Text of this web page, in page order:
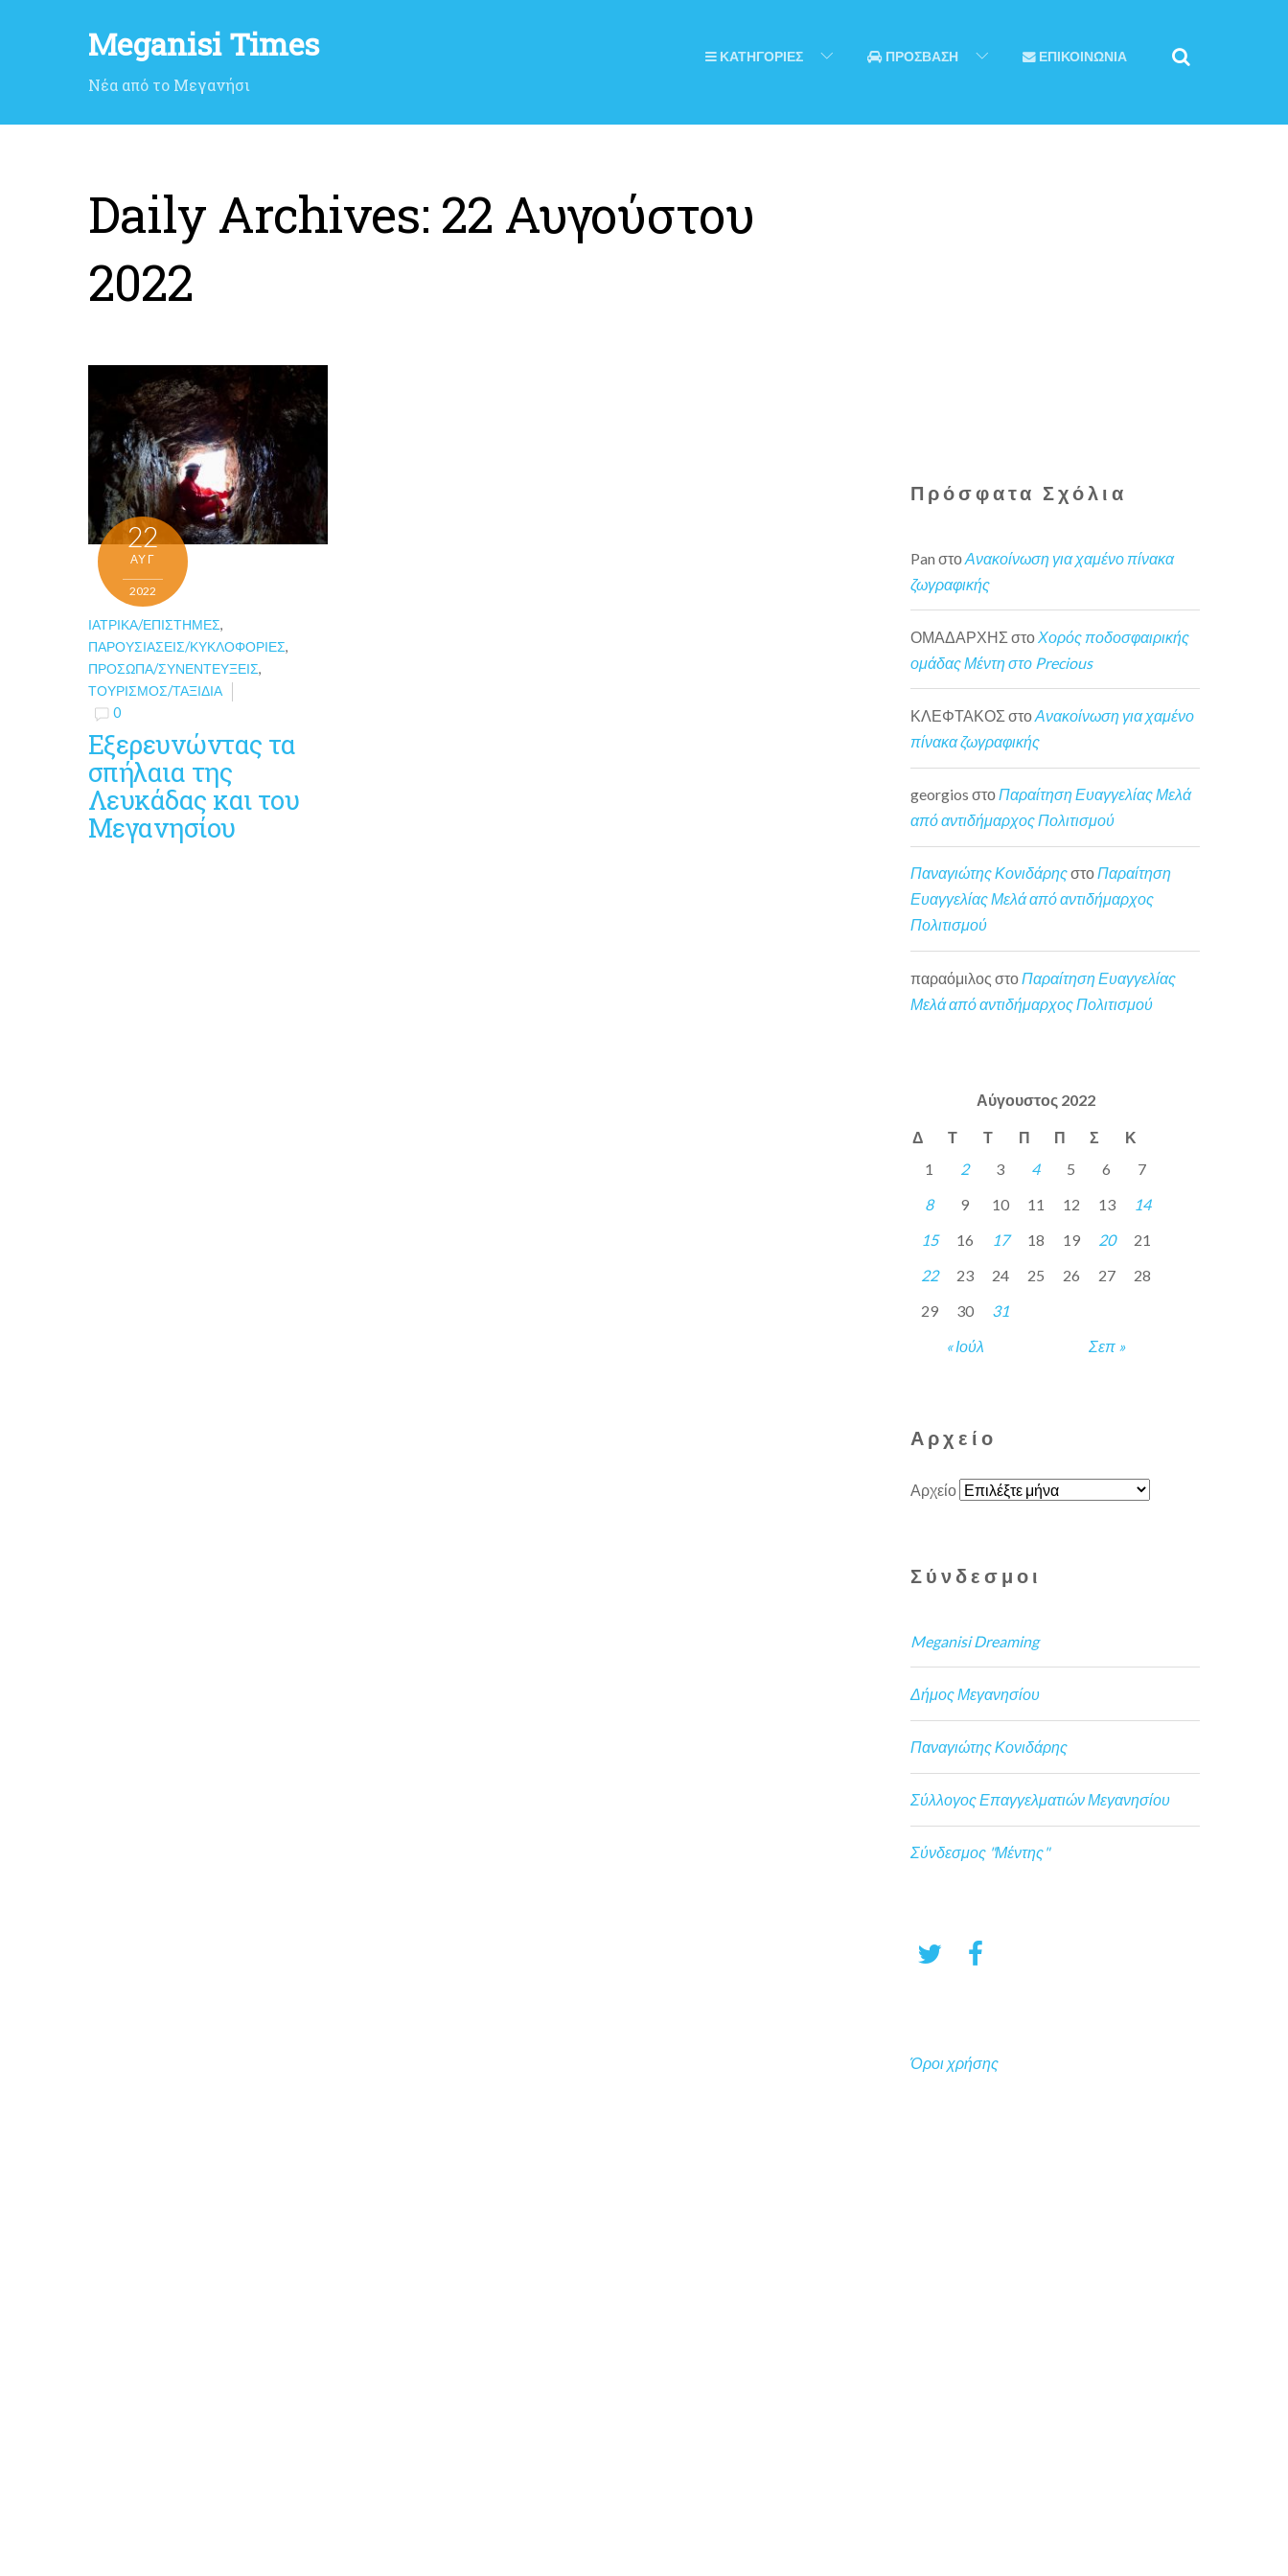
Meganisi Times
Νέα από το Μεγανήσι
ΚΑΤΗΓΟΡΙΕΣ ΠΡΟΣΒΑΣΗ ΕΠΙΚΟΙΝΩΝΙΑ
Daily Archives: 22 Αυγούστου
2022
22
ΑΥΓ
2022
ΙΑΤΡΙΚΆ/ΕΠΙΣΤΉΜΕΣ,
ΠΑΡΟΥΣΙΆΣΕΙΣ/ΚΥΚΛΟΦΟΡΊΕΣ,
ΠΡΌΣΩΠΑ/ΣΥΝΕΝΤΕΎΞΕΙΣ,
ΤΟΥΡΙΣΜΌΣ/ΤΑΞΊΔΙΑ
0
Εξερευνώντας τα
σπήλαια της
Λευκάδας και του
Μεγανησίου
Πρόσφατα Σχόλια
Pan στοΑνακοίνωση για χαμένο πίνακα
ζωγραφικής
ΟΜΑΔΑΡΧΗΣ στο Χορός ποδοσφαιρικής
ομάδας Μέντη στο Precious
ΚΛΕΦΤΑΚΟΣ στοΑνακοίνωση για χαμένο
πίνακα ζωγραφικής
georgios στοΠαραίτηση Ευαγγελίας Μελά
από αντιδήμαρχος Πολιτισμού
Παναγιώτης ΚονιδάρηςστοΠαραίτηση
Ευαγγελίας Μελά από αντιδήμαρχος
Πολιτισμού
παραόμιλος στο Παραίτηση Ευαγγελίας
Μελά από αντιδήμαρχος Πολιτισμού
Αύγουστος 2022
Δ Τ Τ Π Π Σ Κ
« Ιούλ Σεπ »
1 2 3 4 5 6
7
8
9 10 11 12 13
14
15
16 17 18 19 20
21
22
23 24 25 26 27
28
29
30 31
Αρχείο
Αρχείο
Σύνδεσμοι
Meganisi Dreaming
Δήμος Μεγανησίου
Παναγιώτης Κονιδάρης
Σύλλογος Επαγγελματιών Μεγανησίου
Σύνδεσμος "Μέντης"
Όροι χρήσης